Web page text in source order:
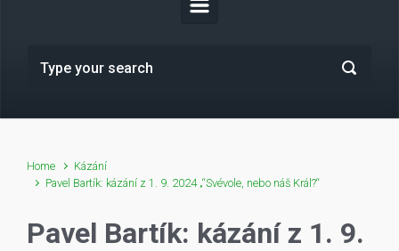
Home
Kázání
Pavel Bartík: kázání z 1. 9. 2024 „“Svévole, nebo náš Král?“
Pavel Bartík: kázání z 1. 9.